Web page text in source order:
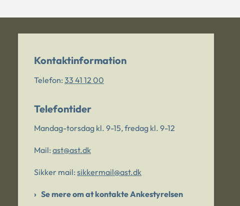
Kontaktinformation
Telefon: 33 41 12 00
Telefontider
Mandag-torsdag kl. 9-15, fredag kl. 9-12
Mail: ast@ast.dk
Sikker mail: sikkermail@ast.dk
Se mere om at kontakte Ankestyrelsen